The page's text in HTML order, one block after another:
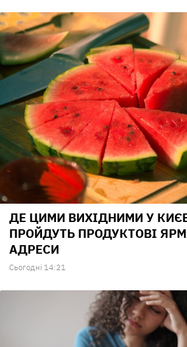
ДЕ ЦИМИ ВИХІДНИМИ У
ПРОЙДУТЬ ПРОДУКТОВІ
АДРЕСИ
Сьогодні 14:21